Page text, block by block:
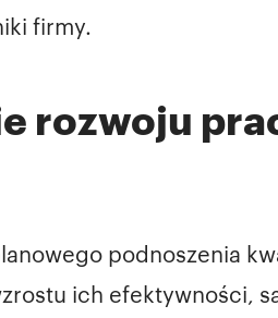
firmy.
rozwoju
podnoszenia
ich efektywności,